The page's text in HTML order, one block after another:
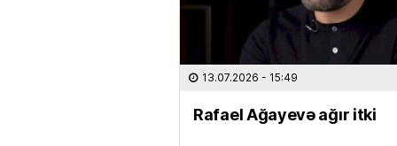
13.07.2026 - 15:49
Rafael Ağayevə ağır itki